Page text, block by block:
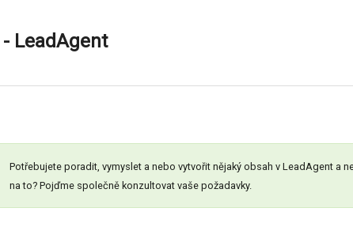
LeadAgent
Potřebujete poradit, vymyslet a nebo vytvořit nějaký obsah v LeadAgent a
na to? Pojďme společně konzultovat vaše požadavky.